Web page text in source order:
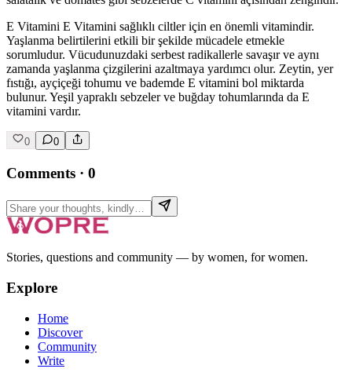
E Vitamini E Vitamini sağlıklı ciltler için en önemli vitamindir.
Yaşlanma belirtilerini etkili bir şekilde mücadele etmekle
sorumludur. Vücudunuzdaki serbest radikallerle savaşır ve aynı
zamanda yaşlanma çizgilerini azaltmaya yardımcı olur. Zeytin, yer
fıstığı, ayçiçeği tohumu ve bademde E vitamini bol miktarda
bulunur. Yeşil yapraklı sebzeler ve buğday tohumlarında da E
vitamini vardır.
0 0
Comments · 0
Stories, questions and community — by women, for women.
Explore
Home
Discover
Community
Write